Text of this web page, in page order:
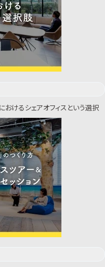
おけるシェアオフィスという選択